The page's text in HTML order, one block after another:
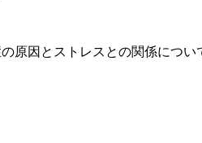
原因とストレスとの関係につい